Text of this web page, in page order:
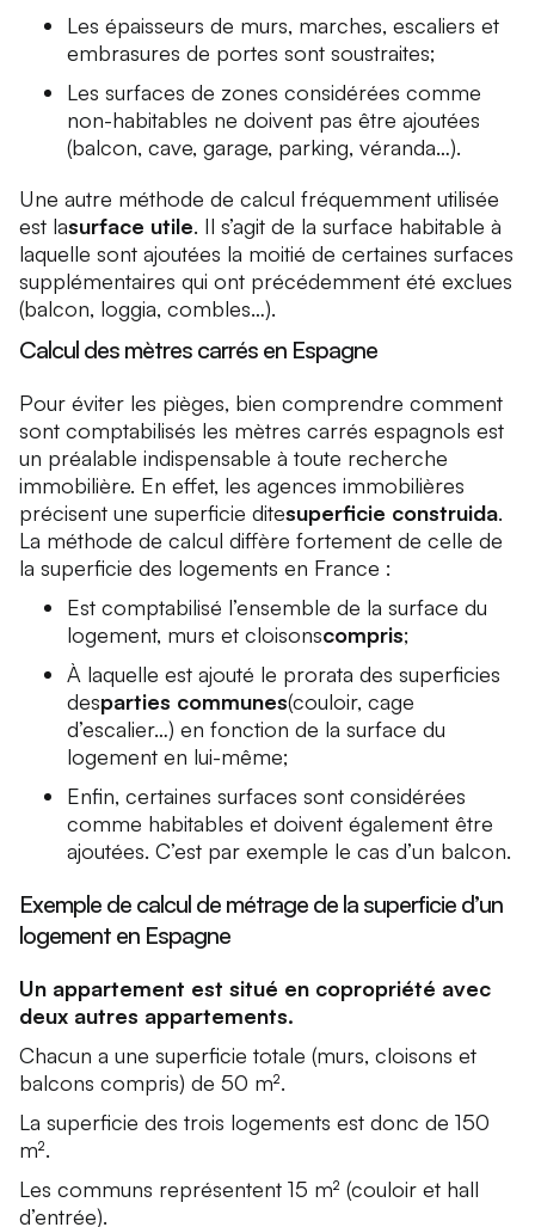
Les épaisseurs de murs, marches, escaliers et
embrasures de portes sont soustraites;
Les surfaces de zones considérées comme
non-habitables ne doivent pas être ajoutées
(balcon, cave, garage, parking, véranda…).
Une autre méthode de calcul fréquemment utilisée
est lasurface utile. Il s’agit de la surface habitable à
laquelle sont ajoutées la moitié de certaines surfaces
supplémentaires qui ont précédemment été exclues
(balcon, loggia, combles…).
Calcul des mètres carrés en Espagne
Pour éviter les pièges, bien comprendre comment
sont comptabilisés les mètres carrés espagnols est
un préalable indispensable à toute recherche
immobilière. En effet, les agences immobilières
précisent une superficie ditesuperficie construida.
La méthode de calcul diffère fortement de celle de
la superficie des logements en France :
Est comptabilisé l’ensemble de la surface du
logement, murs et cloisonscompris;
À laquelle est ajouté le prorata des superficies
desparties communes(couloir, cage
d’escalier…) en fonction de la surface du
logement en lui-même;
Enfin, certaines surfaces sont considérées
comme habitables et doivent également être
ajoutées. C’est par exemple le cas d’un balcon.
Exemple de calcul de métrage de la superficie d’un
logement en Espagne
Un appartement est situé en copropriété avec
deux autres appartements.
Chacun a une superficie totale (murs, cloisons et
balcons compris) de 50 m².
La superficie des trois logements est donc de 150
m².
Les communs représentent 15 m² (couloir et hall
d’entrée).